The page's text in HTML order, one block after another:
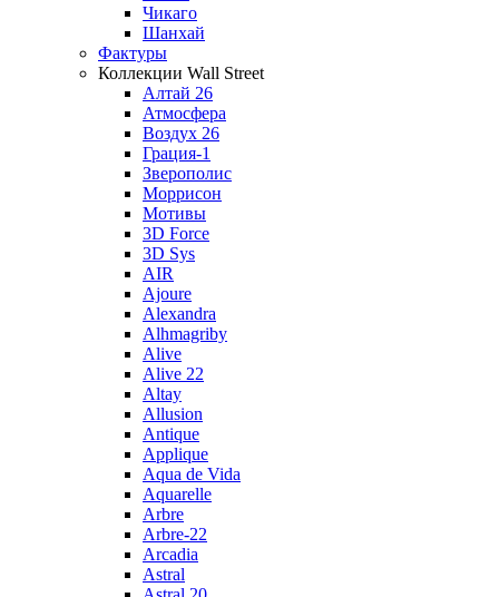
Чикаго
Шанхай
Фактуры
Коллекции Wall Street
Алтай 26
Атмосфера
Воздух 26
Грация-1
Зверополис
Моррисон
Мотивы
3D Force
3D Sys
AIR
Ajoure
Alexandra
Alhmagriby
Alive
Alive 22
Altay
Allusion
Antique
Applique
Aqua de Vida
Aquarelle
Arbre
Arbre-22
Arcadia
Astral